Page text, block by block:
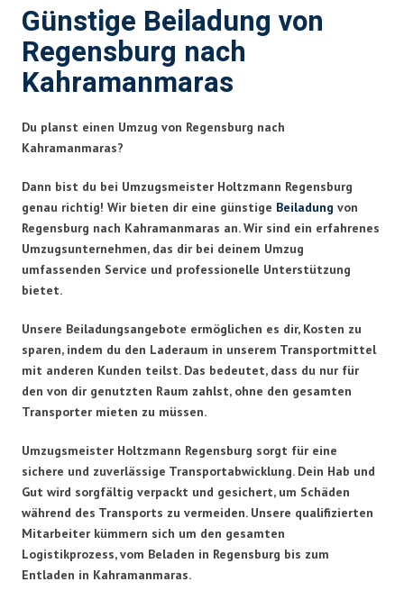
Günstige Beiladung von
Regensburg nach
Kahramanmaras
Du planst einen Umzug von Regensburg nach
Kahramanmaras?
Dann bist du bei Umzugsmeister Holtzmann Regensburg
genau richtig! Wir bieten dir eine günstige Beiladung von
Regensburg nach Kahramanmaras an. Wir sind ein erfahrenes
Umzugsunternehmen, das dir bei deinem Umzug
umfassenden Service und professionelle Unterstützung
bietet.
Unsere Beiladungsangebote ermöglichen es dir, Kosten zu
sparen, indem du den Laderaum in unserem Transportmittel
mit anderen Kunden teilst. Das bedeutet, dass du nur für
den von dir genutzten Raum zahlst, ohne den gesamten
Transporter mieten zu müssen.
Umzugsmeister Holtzmann Regensburg sorgt für eine
sichere und zuverlässige Transportabwicklung. Dein Hab und
Gut wird sorgfältig verpackt und gesichert, um Schäden
während des Transports zu vermeiden. Unsere qualifizierten
Mitarbeiter kümmern sich um den gesamten
Logistikprozess, vom Beladen in Regensburg bis zum
Entladen in Kahramanmaras.